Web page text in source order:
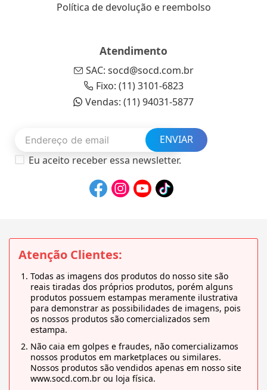
Política de devolução e reembolso
Atendimento
SAC: socd@socd.com.br
Fixo: (11) 3101-6823
Vendas: (11) 94031-5877
ENVIAR
Eu aceito receber essa newsletter.
Atenção Clientes:
Todas as imagens dos produtos do nosso site são
reais tiradas dos próprios produtos, porém alguns
produtos possuem estampas meramente ilustrativa
para demonstrar as possibilidades de imagens, pois
os nossos produtos são comercializados sem
estampa.
Não caia em golpes e fraudes, não comercializamos
nossos produtos em marketplaces ou similares.
Nossos produtos são vendidos apenas em nosso site
www.socd.com.br ou loja física.